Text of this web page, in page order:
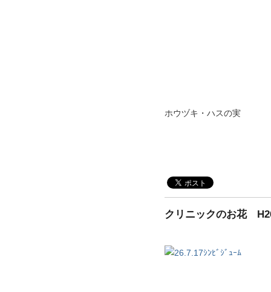
ホウヅキ・ハスの実
クリニックのお花